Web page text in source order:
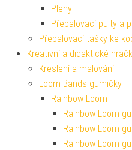
Pleny
Přebalovací pulty a
Přebalovací tašky ke
Kreativní a didaktické
Kreslení a malování
Loom Bands gumičky
Rainbow Loom
Rainbow Loom
Rainbow Loom
Rainbow Loom